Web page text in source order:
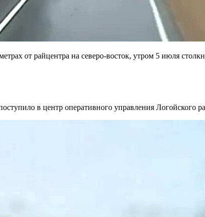
от райцентра на северо-восток, утром 5 июля
в центр оперативного управления Логойского